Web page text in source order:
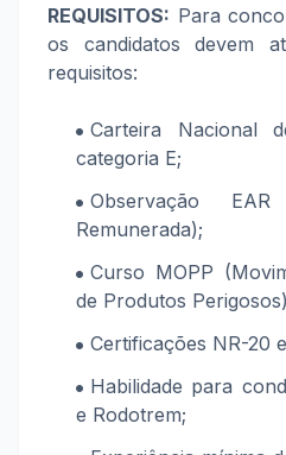
REQUISITOS: Para
os candidatos devem
requisitos:
Carteira Nacional
categoria E;
Observação
Remunerada);
Curso MOPP
de Produtos
Certificações NR-20
Habilidade para
e Rodotrem;